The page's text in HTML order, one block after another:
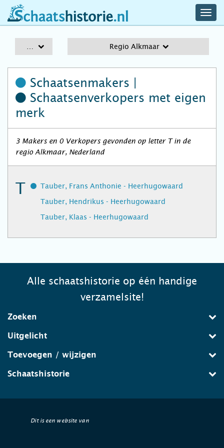
schaatshistorie.nl
Regio Alkmaar
Schaatsenmakers |
Schaatsenverkopers met eigen
merk
3 Makers en 0 Verkopers gevonden op letter T in de
regio Alkmaar, Nederland
T
Tauber, Frans Anthonie - Heerhugowaard
Tauber, Hendrikus - Heerhugowaard
Tauber, Klaas - Heerhugowaard
Alle schaatshistorie op één handige
verzamelsite!
Zoeken
Uitgelicht
Toevoegen / wijzigen
Schaatshistorie
Dit is een website van